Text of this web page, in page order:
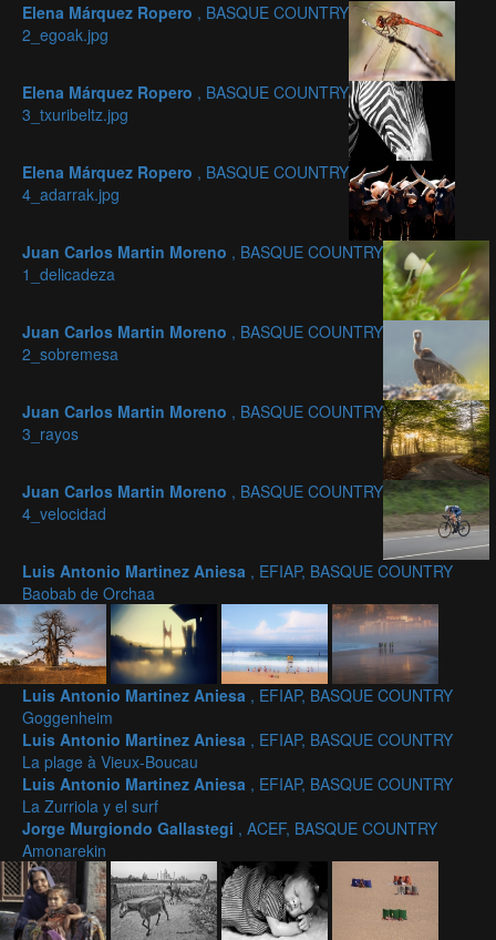
Elena Márquez Ropero , BASQUE COUNTRY
2_egoak.jpg
Elena Márquez Ropero , BASQUE COUNTRY
3_txuribeltz.jpg
Elena Márquez Ropero , BASQUE COUNTRY
4_adarrak.jpg
Juan Carlos Martin Moreno , BASQUE COUNTRY
1_delicadeza
Juan Carlos Martin Moreno , BASQUE COUNTRY
2_sobremesa
Juan Carlos Martin Moreno , BASQUE COUNTRY
3_rayos
Juan Carlos Martin Moreno , BASQUE COUNTRY
4_velocidad
Luis Antonio Martinez Aniesa , EFIAP, BASQUE COUNTRY
Baobab de Orchaa
Luis Antonio Martinez Aniesa , EFIAP, BASQUE COUNTRY
Goggenheim
Luis Antonio Martinez Aniesa , EFIAP, BASQUE COUNTRY
La plage à Vieux-Boucau
Luis Antonio Martinez Aniesa , EFIAP, BASQUE COUNTRY
La Zurriola y el surf
Jorge Murgiondo Gallastegi , ACEF, BASQUE COUNTRY
Amonarekin